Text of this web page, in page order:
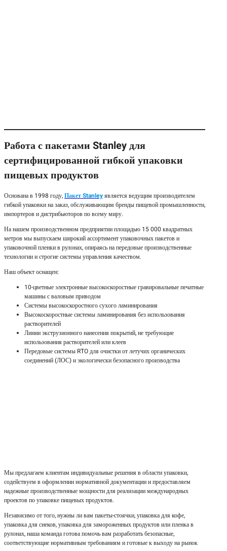
Работа с пакетами Stanley для
сертифицированной гибкой упаковки
пищевых продуктов
Основана в 1998 году,Пакет Stanleyявляется ведущим производителем
гибкой упаковки на заказ, обслуживающим бренды пищевой промышленности,
импортеров и дистрибьюторов по всему миру.
На нашем производственном предприятии площадью 15 000 квадратных
метров мы выпускаем широкий ассортимент упаковочных пакетов и
упаковочной пленки в рулонах, опираясь на передовые производственные
технологии и строгие системы управления качеством.
Наш объект оснащен:
10-цветные электронные высокоскоростные гравировальные печатные
машины с валовым приводом
Системы высокоскоростного сухого ламинирования
Высокоскоростные системы ламинирования без использования
растворителей
Линии экструзионного нанесения покрытий, не требующие
использования растворителей или клеев
Передовые системы RTO для очистки от летучих органических
соединений (ЛОС) и экологически безопасного производства
Мы предлагаем клиентам индивидуальные решения в области упаковки,
содействуем в оформлении нормативной документации и предоставляем
надежные производственные мощности для реализации международных
проектов по упаковке пищевых продуктов.
Независимо от того, нужны ли вам пакеты-стоячки, упаковка для кофе,
упаковка для снеков, упаковка для замороженных продуктов или пленка в
рулонах, наша команда готова помочь вам разработать безопасные,
соответствующие нормативным требованиям и готовые к выходу на рынок